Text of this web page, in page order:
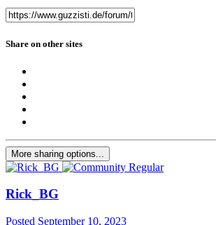
Share on other sites
More sharing options...
Rick_BG
Posted September 10, 2023